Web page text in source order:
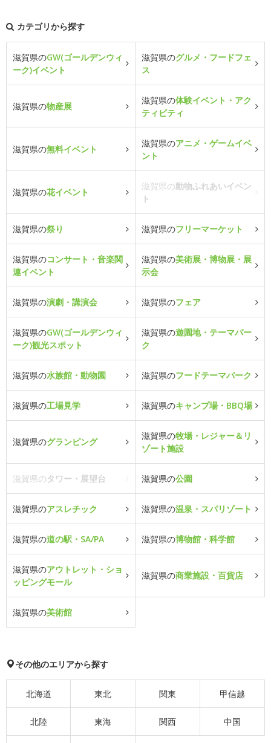
カテゴリから探す
滋賀県のGW(ゴールデンウィ
ーク)イベント
滋賀県のグルメ・フードフェ
ス
滋賀県の物産展
滋賀県の体験イベント・アク
ティビティ
滋賀県の無料イベント
滋賀県のアニメ・ゲームイベ
ント
滋賀県の花イベント
滋賀県の動物ふれあいイベン
ト
滋賀県の祭り 滋賀県のフリーマーケット
滋賀県のコンサート・音楽関
連イベント
滋賀県の美術展・博物展・展
示会
滋賀県の演劇・講演会 滋賀県のフェア
滋賀県のGW(ゴールデンウィ
ーク)観光スポット
滋賀県の遊園地・テーマパー
ク
滋賀県の水族館・動物園 滋賀県のフードテーマパーク
滋賀県の工場見学 滋賀県のキャンプ場・BBQ場
滋賀県のグランピング
滋賀県の牧場・レジャー＆リ
ゾート施設
滋賀県のタワー・展望台 滋賀県の公園
滋賀県のアスレチック 滋賀県の温泉・スパリゾート
滋賀県の道の駅・SA/PA 滋賀県の博物館・科学館
滋賀県のアウトレット・ショ
ッピングモール
滋賀県の商業施設・百貨店
滋賀県の美術館
その他のエリアから探す
北海道 東北 関東 甲信越
北陸 東海 関西 中国